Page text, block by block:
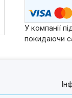
У компанії
покидаючи